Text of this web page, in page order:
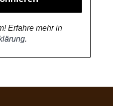
Erfahre mehr in
.